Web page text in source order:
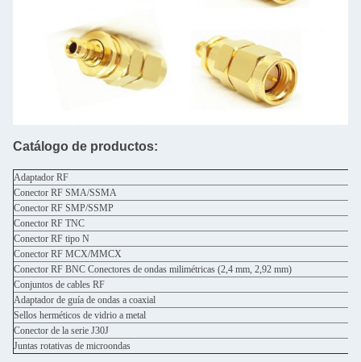
Catálogo de productos:
Adaptador RF
Conector RF SMA/SSMA
Conector RF SMP/SSMP
Conector RF TNC
Conector RF tipo N
Conector RF MCX/MMCX
Conector RF BNC Conectores de ondas milimétricas (2,4 mm, 2,92 mm)
Conjuntos de cables RF
Adaptador de guía de ondas a coaxial
Sellos herméticos de vidrio a metal
Conector de la serie J30J
Juntas rotativas de microondas